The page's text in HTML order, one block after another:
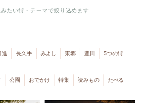
みたい街・テーマで絞り込めます
進 長久手 みよし 東郷 豊田 5つの街
公園 おでかけ 特集 読みもの たべる